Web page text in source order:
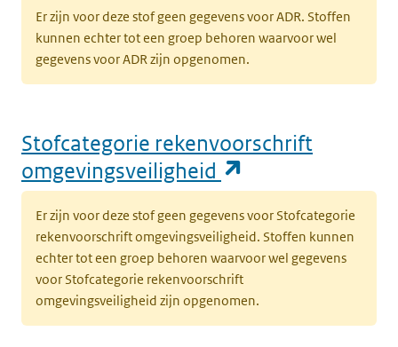
Er zijn voor deze stof geen gegevens voor ADR. Stoffen
kunnen echter tot een groep behoren waarvoor wel
gegevens voor ADR zijn opgenomen.
Stofcategorie rekenvoorschrift
omgevingsveiligheid
Er zijn voor deze stof geen gegevens voor Stofcategorie
rekenvoorschrift omgevingsveiligheid. Stoffen kunnen
echter tot een groep behoren waarvoor wel gegevens
voor Stofcategorie rekenvoorschrift
omgevingsveiligheid zijn opgenomen.